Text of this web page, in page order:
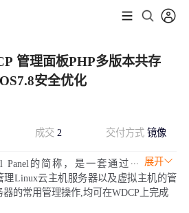
管理面板PHP多版本共存
安全优化
成交 2 交付方式镜像
展开
Panel的简称，是一套通过
理Linux云主机服务器以及虚拟主机的管
的常用管理操作,均可在WDCP上完成